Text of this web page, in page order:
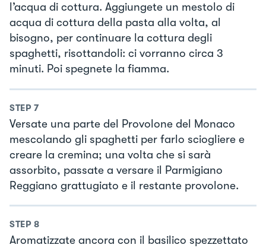
l’acqua di cottura. Aggiungete un mestolo di
acqua di cottura della pasta alla volta, al
bisogno, per continuare la cottura degli
spaghetti, risottandoli: ci vorranno circa 3
minuti. Poi spegnete la fiamma.
STEP 7
Versate una parte del Provolone del Monaco
mescolando gli spaghetti per farlo sciogliere e
creare la cremina; una volta che si sarà
assorbito, passate a versare il Parmigiano
Reggiano grattugiato e il restante provolone.
STEP 8
Aromatizzate ancora con il basilico spezzettato